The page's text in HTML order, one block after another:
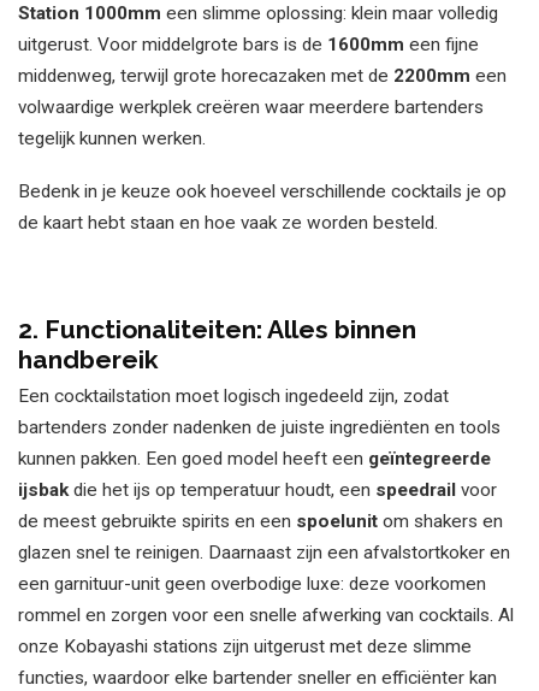
Station 1000mm een slimme oplossing: klein maar volledig
uitgerust. Voor middelgrote bars is de 1600mm een fijne
middenweg, terwijl grote horecazaken met de 2200mm een
volwaardige werkplek creëren waar meerdere bartenders
tegelijk kunnen werken.
Bedenk in je keuze ook hoeveel verschillende cocktails je op
de kaart hebt staan en hoe vaak ze worden besteld.
2. Functionaliteiten: Alles binnen
handbereik
Een cocktailstation moet logisch ingedeeld zijn, zodat
bartenders zonder nadenken de juiste ingrediënten en tools
kunnen pakken. Een goed model heeft een geïntegreerde
ijsbakdie het ijs op temperatuur houdt, een speedrail voor
de meest gebruikte spirits en een spoelunit om shakers en
glazen snel te reinigen. Daarnaast zijn een afvalstortkoker en
een garnituur-unit geen overbodige luxe: deze voorkomen
rommel en zorgen voor een snelle afwerking van cocktails. Al
onze Kobayashi stations zijn uitgerust met deze slimme
functies, waardoor elke bartender sneller en efficiënter kan